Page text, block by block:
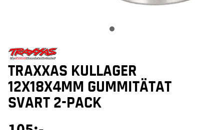
TRAXXAS KULLAGER
12X18X4MM GUMMITÄTAT
SVART 2-PACK